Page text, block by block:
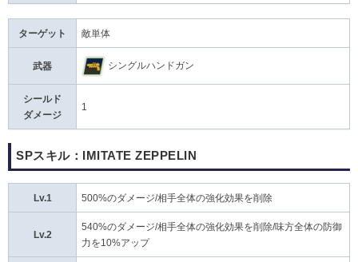
ターゲット 敵単体
武器 シングルハンドガン
シールド
ダメージ
1
SPスキル：IMITATE ZEPPELIN
Lv.1 500%のダメージ/相手全体の強化効果を削除
Lv.2
540%のダメージ/相手全体の強化効果を削除/味方全体の防御
力を10%アップ